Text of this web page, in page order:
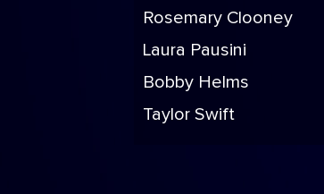
Rosemary Clooney
Laura Pausini
Bobby Helms
Taylor Swift